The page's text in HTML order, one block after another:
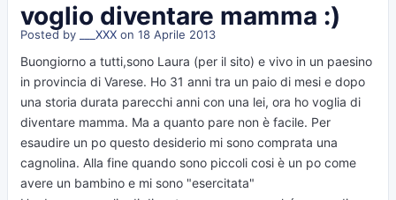
voglio diventare mamma :)
Posted by ___XXX on 18 Aprile 2013
Buongiorno a tutti,sono Laura (per il sito) e vivo in un paesino
in provincia di Varese. Ho 31 anni tra un paio di mesi e dopo
una storia durata parecchi anni con una lei, ora ho voglia di
diventare mamma. Ma a quanto pare non è facile. Per
esaudire un po questo desiderio mi sono comprata una
cagnolina. Alla fine quando sono piccoli cosi è un po come
avere un bambino e mi sono "esercitata"